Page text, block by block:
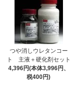
つや消しウレタンコー
ト 主液＋硬化剤セット
4,396円(本体3,996円、
税400円)